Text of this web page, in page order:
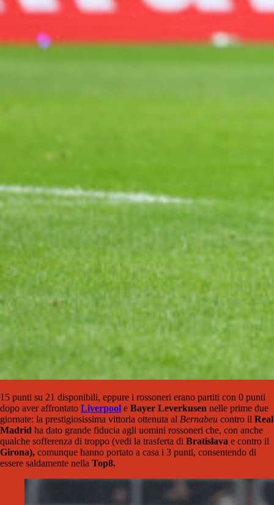
15 punti su 21 disponibili, eppure i rossoneri erano partiti con 0 punti
dopo aver affrontato Liverpool e Bayer Leverkusen nelle prime due
giornate: la prestigiosissima vittoria ottenuta al Bernabeu contro il Real
Madrid ha dato grande fiducia agli uomini rossoneri che, con anche
qualche sofferenza di troppo (vedi la trasferta di Bratislava e contro il
Girona), comunque hanno portato a casa i 3 punti, consentendo di
essere saldamente nella Top8.